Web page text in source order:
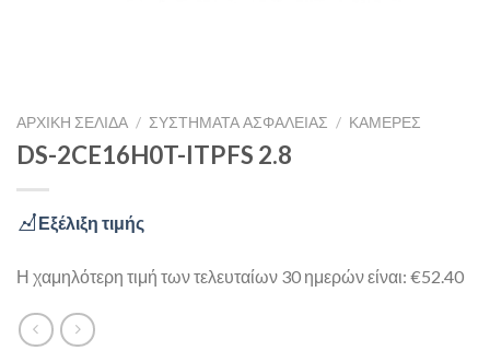
ΑΡΧΙΚΉ ΣΕΛΊΔΑ / ΣΥΣΤΉΜΑΤΑ ΑΣΦΑΛΕΊΑΣ / ΚΆΜΕΡΕΣ
DS-2CE16H0T-ITPFS 2.8
Εξέλιξη τιμής
Η χαμηλότερη τιμή των τελευταίων 30 ημερών είναι: €52.40